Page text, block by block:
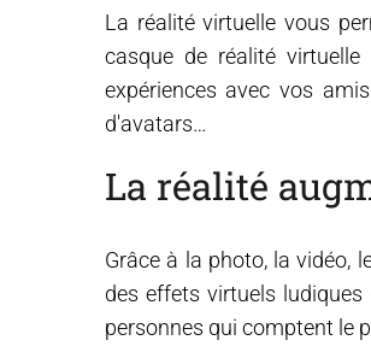
La réalité virtuelle vous
casque de réalité
expériences avec vos
d'avatars…
La réalité
Grâce à la photo, la vidéo,
des effets virtuels
personnes qui comptent le